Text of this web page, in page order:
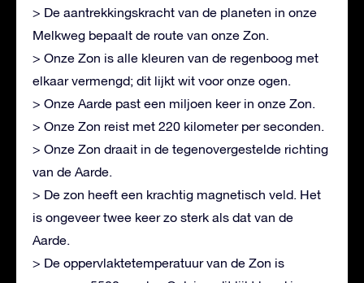
> De aantrekkingskracht van de planeten in onze
Melkweg bepaalt de route van onze Zon.
> Onze Zon is alle kleuren van de regenboog met
elkaar vermengd; dit lijkt wit voor onze ogen.
> Onze Aarde past een miljoen keer in onze Zon.
> Onze Zon reist met 220 kilometer per seconden.
> Onze Zon draait in de tegenovergestelde richting
van de Aarde.
> De zon heeft een krachtig magnetisch veld. Het
is ongeveer twee keer zo sterk als dat van de
Aarde.
> De oppervlaktetemperatuur van de Zon is